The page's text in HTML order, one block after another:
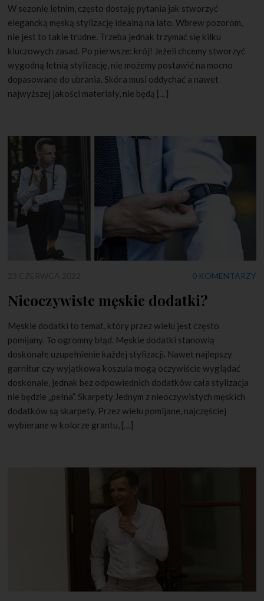
W sezonie letnim, często dostaję pytania jak stworzyć
elegancką męską stylizację idealną na lato. Wbrew pozorom,
nie jest to takie trudne. Trzeba jednak trzymać się kilku
kluczowych zasad. Po pierwsze: krój! Jeżeli chcemy stworzyć
wygodną letnią stylizację, nie możemy postawić na mocno
dopasowane do ubrania. Skóra musi oddychać a nawet
najwyższej jakości materiały, nie będą […]
0 KOMENTARZY
Nieoczywiste męskie dodatki?
Męskie dodatki to temat, który przez wielu jest często
pomijany. To ogromny błąd. Męskie dodatki stanowią
doskonałe uzupełnienie każdej stylizacji. Nawet najlepszy
garnitur czy wyjątkowa koszula mogą oczywiście wyglądać
doskonale, jednak bez odpowiednich dodatków cała stylizacja
nie będzie „pełna”. Skarpety Jednym z nieoczywistych męskich
dodatków są skarpety. Przez wielu pomijane, najczęściej
wybierane w kolorze grantu, […]